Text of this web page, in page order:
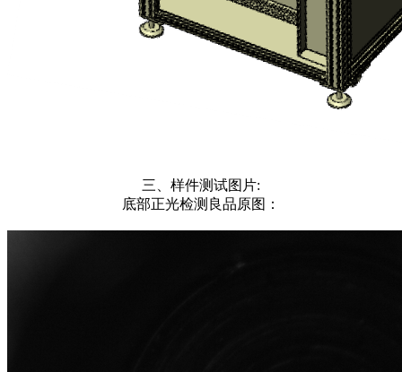
三、样件测试图片:
底部正光检测良品原图：